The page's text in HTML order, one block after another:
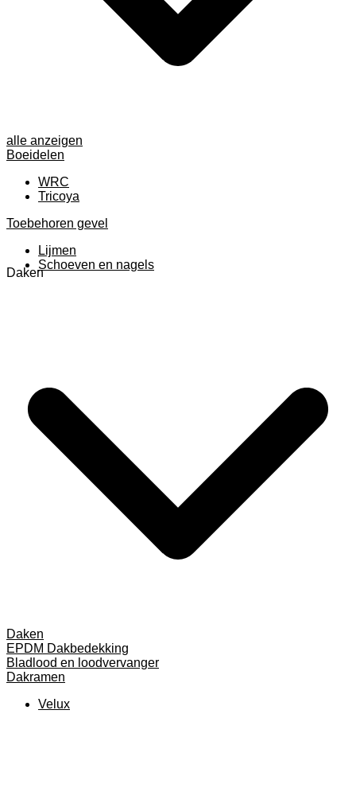
alle anzeigen
Boeidelen
WRC
Tricoya
Toebehoren gevel
Lijmen
Schoeven en nagels
Daken
Daken
EPDM Dakbedekking
Bladlood en loodvervanger
Dakramen
Velux